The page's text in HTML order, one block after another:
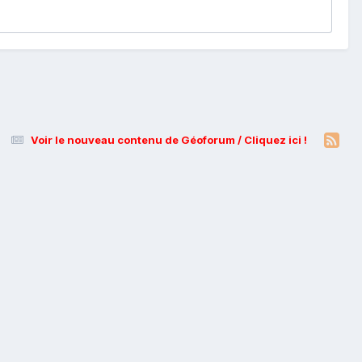
Voir le nouveau contenu de Géoforum / Cliquez ici !